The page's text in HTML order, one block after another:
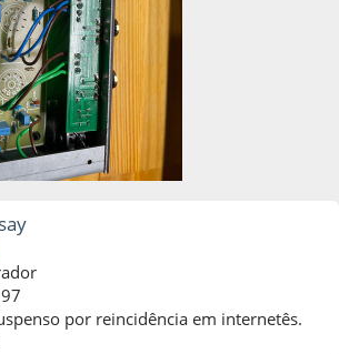
por reincidência em internetês.